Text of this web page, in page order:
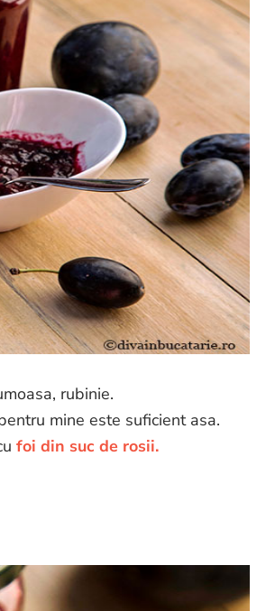
rubinie.
mine este suficient asa.
foi din suc de rosii.